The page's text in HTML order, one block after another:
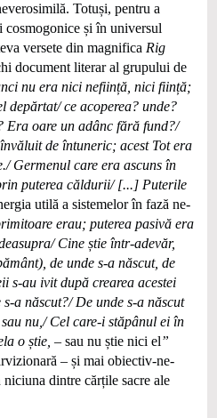
Totuși, pentru a
și în universul
versete din magnifica Rig
document literar al grupului de
nu era nici neființă, nici ființă;
depărtat/ ce acoperea? unde?
Era oare un adânc fără fund?/
de întuneric; acest Tot era
Germenul care era ascuns în
puterea căldurii/ [...] Puterile
utilă a sistemelor în fază ne-
erau; puterea pasivă era
Cine știe într-adevăr,
de unde s-a născut, de
s-au ivit după crearea acestei
a născut?/ De unde s-a născut
nu,/ Cel care-i stăpânul ei în
o știe, – sau nu știe nici el”
– și mai obiectiv-ne-
dintre cărțile sacre ale